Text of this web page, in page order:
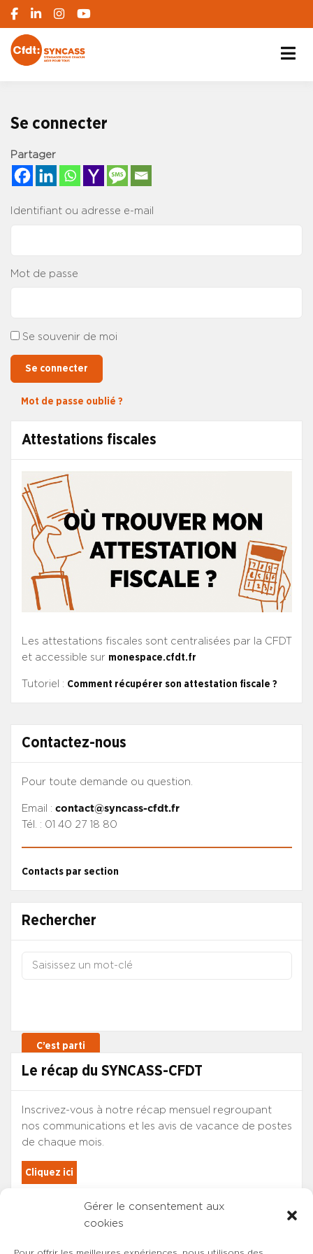
Gérer le consentement aux
cookies
Attestations fiscales
Les attestations fiscales sont centralisées par la CFDT
et accessible sur monespace.cfdt.fr
Tutoriel : Comment récupérer son attestation fiscale ?
Contactez-nous
Pour toute demande ou question.
Email : contact@syncass-cfdt.fr
Tél. : 01 40 27 18 80
Contacts par section
Se connecter
Partager
Identifiant ou adresse e-mail
Mot de passe
Se souvenir de moi
Se connecter
Mot de passe oublié ?
Rechercher
Le récap du SYNCASS-CFDT
Inscrivez-vous à notre récap mensuel regroupant
nos communications et les avis de vacance de postes
de chaque mois.
Cliquez ici
Les adhérents du SYNCASS-CFDT
sont automatiquement inscrits.